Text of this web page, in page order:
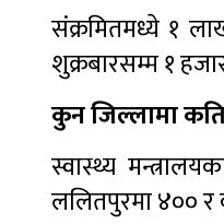
संक्रमितमध्ये १
शुक्रबारसम्म १
कुन जिल्लामा
स्वास्थ्य
ललितपुरमा ४०० र